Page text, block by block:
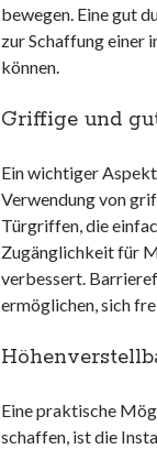
bewegen. Eine gut
zur Schaffung einer
können.
Griffige und
Ein wichtiger
Verwendung von
Türgriffen, die
Zugänglichkeit für
verbessert.
ermöglichen, sich
Eine praktische
schaffen, ist die